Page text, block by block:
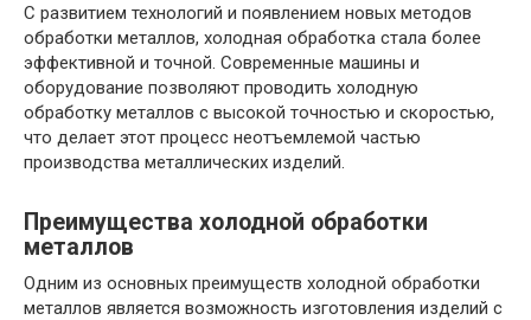
С развитием технологий и появлением новых методов
обработки металлов, холодная обработка стала более
эффективной и точной. Современные машины и
оборудование позволяют проводить холодную
обработку металлов с высокой точностью и скоростью,
что делает этот процесс неотъемлемой частью
производства металлических изделий.
Преимущества холодной обработки
металлов
Одним из основных преимуществ холодной обработки
металлов является возможность изготовления изделий с